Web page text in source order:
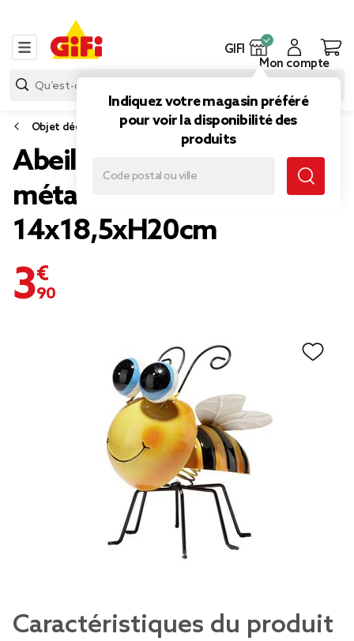
GIFI
Indiquez votre magasin préféré
pour voir la disponibilité des
produits
Mon compte
Objet déco extérieure
Abeille décorative à poser
métal jaune et noir
14x18,5xH20cm
3,90 €
Caractéristiques du produit